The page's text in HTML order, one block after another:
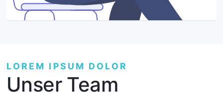
LOREM IPSUM DOLOR
Unser Team